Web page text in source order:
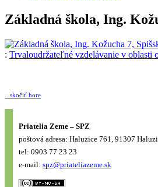
Základná škola, Ing.
: Trvaloudržateľné vzdelávanie v oblasti
...skočiť hore
Priatelia Zeme – SPZ
poštová adresa: Haluzice 761, 91307
tel: 0903 77 23 23
e-mail: spz@priateliazeme.sk